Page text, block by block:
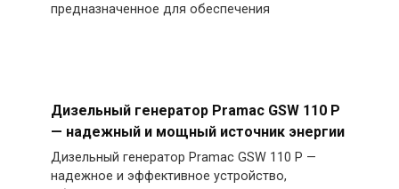
предназначенное для обеспечения
Дизельный генератор Pramac GSW 110 P
— надежный и мощный источник энергии
Дизельный генератор Pramac GSW 110 P —
надежное и эффективное устройство,